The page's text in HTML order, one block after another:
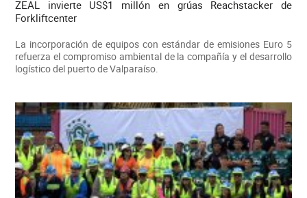
ZEAL invierte US$1 millón en grúas Reachstacker de
Forkliftcenter
La incorporación de equipos con estándar de emisiones Euro 5
refuerza el compromiso ambiental de la compañía y el desarrollo
logístico del puerto de Valparaíso.